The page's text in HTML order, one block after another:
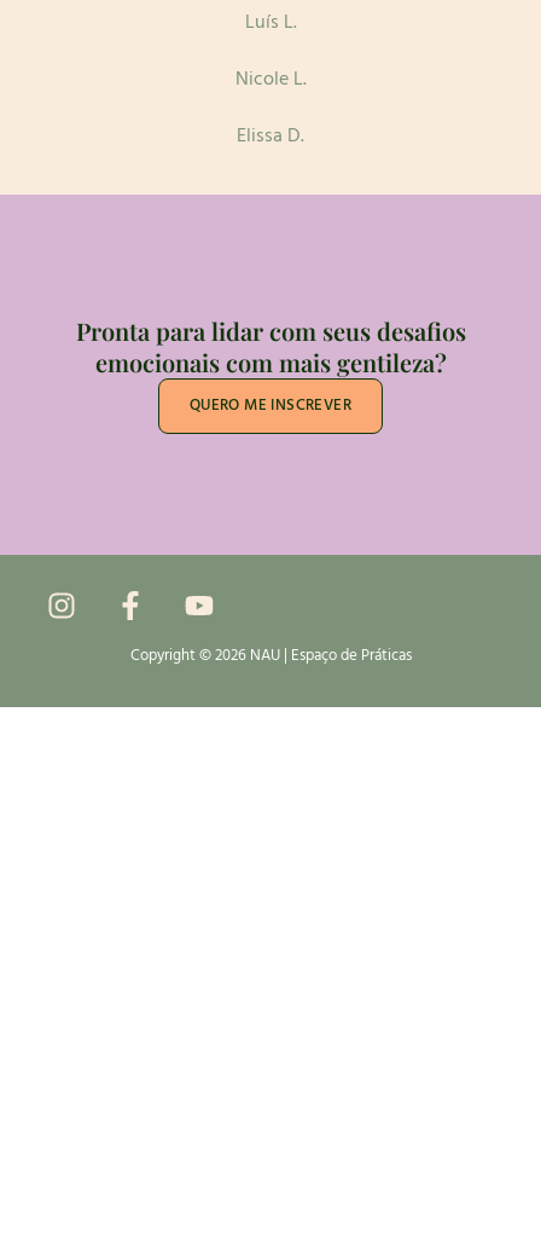
Luís L.
Nicole L.
Elissa D.
Pronta para lidar com seus desafios
emocionais com mais gentileza?
QUERO ME INSCREVER
Copyright © 2026 NAU | Espaço de Práticas